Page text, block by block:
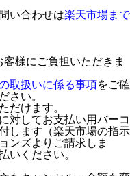
い合わせは楽天市場まで
客様にご負担いただきま
取扱いに係る事項をご確
さい。
だけます。
対してお支払い用バーコ
します（楽天市場の指示
ンズよりご請求しま
いください。